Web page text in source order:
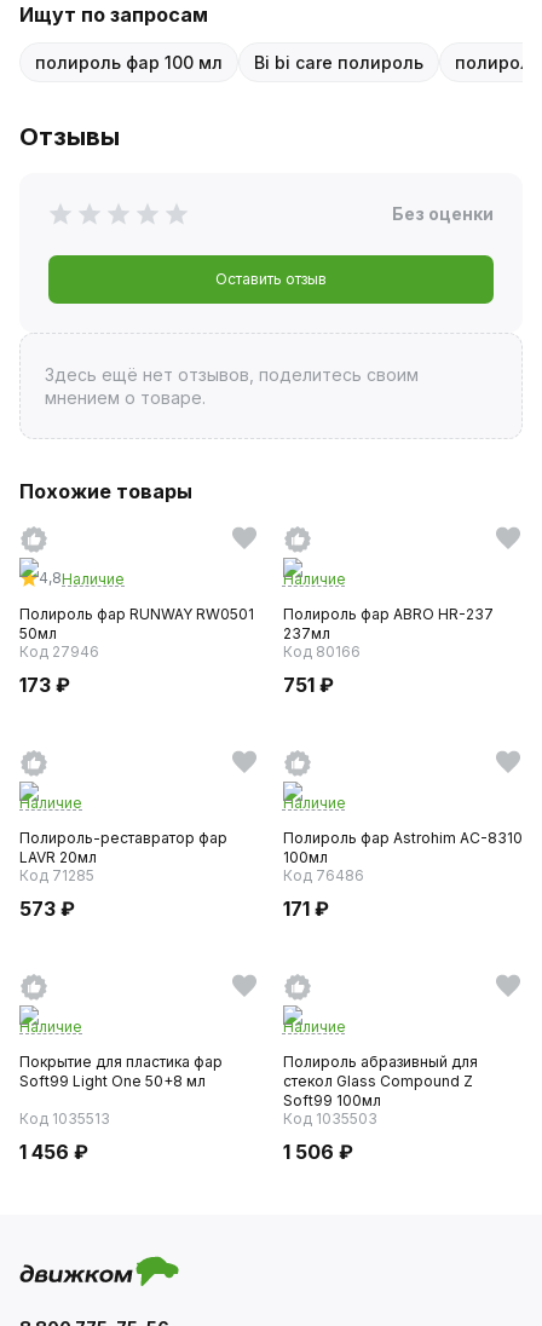
Ищут по запросам
полироль фар 100 мл Bi bi care полироль
Отзывы
Без оценки
Оставить отзыв
Здесь ещё нет отзывов, поделитесь своим
мнением о товаре.
Похожие товары
4,8Наличие
Полироль фар RUNWAY RW0501
50мл
Код 27946
173 ₽
Наличие
Полироль фар ABRO HR-237
237мл
Код 80166
751 ₽
Наличие
Полироль-реставратор фар
LAVR 20мл
Код 71285
573 ₽
Наличие
Полироль фар Astrohim AC-8310
100мл
Код 76486
171 ₽
Наличие
Покрытие для пластика фар
Soft99 Light One 50+8 мл
Код 1035513
1 456 ₽
Наличие
Полироль абразивный для
стекол Glass Compound Z
Soft99 100мл
Код 1035503
1 506 ₽